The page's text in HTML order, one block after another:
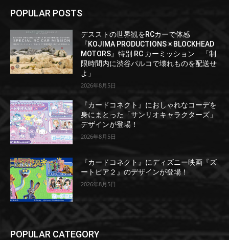
POPULAR POSTS
デスストの世界観をRCカーで体感
『KOJIMA PRODUCTIONS × BLOCKHEAD
MOTORS』特別 RC カーミッション 「制
限時間内に渋谷パルコで壊れものを配送せ
よ」
2026年8月5日
『カードコネクト』におしゃれなコーデを
身にまとった「サンリオキャラクターズ」
デザインが登場！
2026年8月5日
『カードコネクト』にディズニー映画『ズ
ートピア２』のデザインが登場！
2026年8月5日
POPULAR CATEGORY